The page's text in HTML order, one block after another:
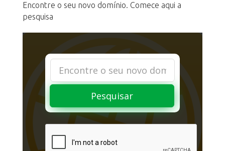
Encontre o seu novo domínio. Comece aqui a
pesquisa
Pesquisar